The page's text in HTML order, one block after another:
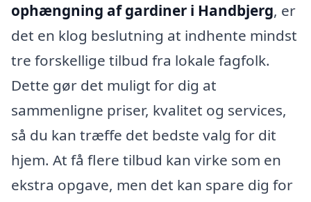
ophængning af gardiner i Handbjerg, er
det en klog beslutning at indhente mindst
tre forskellige tilbud fra lokale fagfolk.
Dette gør det muligt for dig at
sammenligne priser, kvalitet og services,
så du kan træffe det bedste valg for dit
hjem. At få flere tilbud kan virke som en
ekstra opgave, men det kan spare dig for